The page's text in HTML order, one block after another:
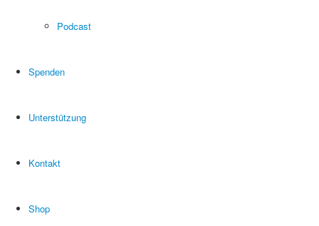
Podcast
Spenden
Unterstützung
Kontakt
Shop